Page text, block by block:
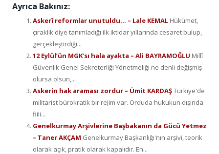
Ayrıca Bakınız:
Askerî reformlar unutuldu… – Lale KEMAL Hükümet,
çıraklık diye tanımladığı ilk iktidar yıllarında cesaret bulup,
gerçekleştirdiği...
12 Eylül’ün MGK’sı hala ayakta – Ali BAYRAMOĞLU Millî
Güvenlik Genel Sekreterliği Yönetmeliği ne denli değişmiş
olursa olsun,...
Askerin hak araması zordur – Ümit KARDAŞTürkiye'de
militarist bürokratik bir rejim var. Orduda hukukun dışında
fiili...
Genelkurmay Arşivlerine Başbakanın da Gücü Yetmez
– Taner AKÇAM Genelkurmay Başkanlığı'nın arşivi, teorik
olarak açık, pratik olarak kapalıdır. En...